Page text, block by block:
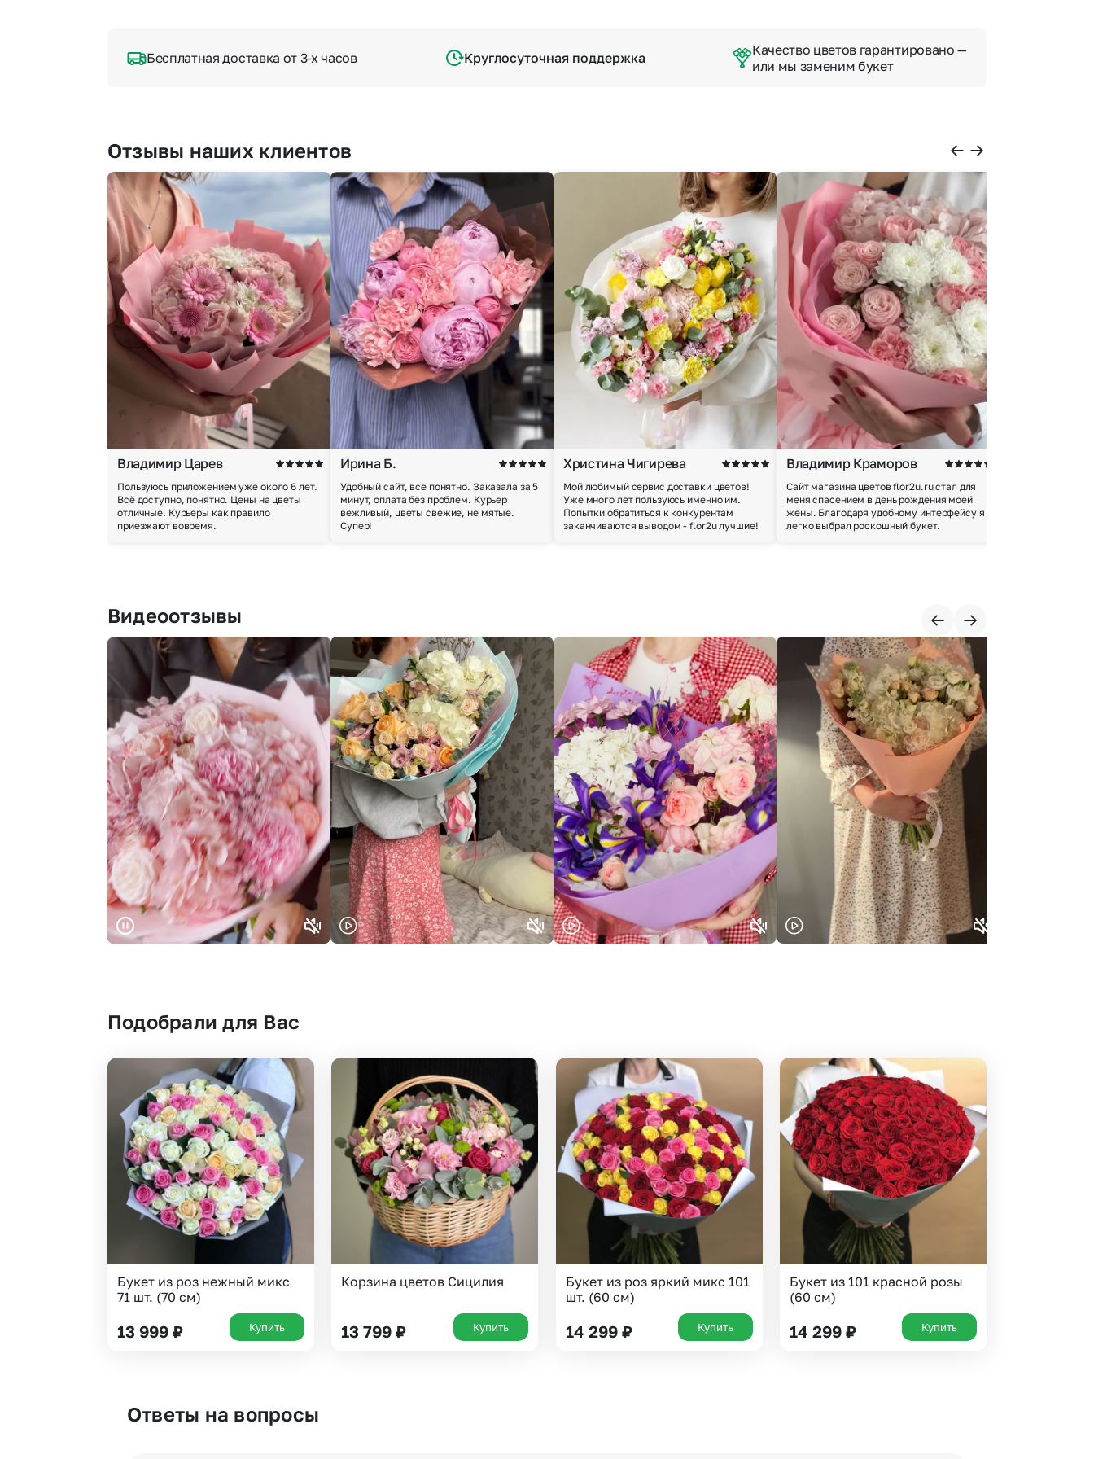
Москва и МО
Санкт-Петербург
Нижний Новгород
Самара
Казань
Уфа
Челябинск
Екатеринбург
Новосибирск
Омск
Волгоград
Воронеж
Бесплатная доставка от 3-х часов
Качество цветов гарантировано —
или мы заменим букет
Круглосуточная поддержка
Отзывы наших клиентов
Владимир Царев
Пользуюсь приложением уже около 6 лет.
Всё доступно, понятно. Цены на цветы
отличные. Курьеры как правило
приезжают вовремя.
Ирина Б.
Удобный сайт, все понятно. Заказала за 5
минут, оплата без проблем. Курьер
вежливый, цветы свежие, не мятые.
Супер!
Христина Чигирева
Мой любимый сервис доставки цветов!
Уже много лет пользуюсь именно им.
Попытки обратиться к конкурентам
заканчиваются выводом - flor2u лучшие!
Владимир Краморов
Сайт магазина цветов flor2u.ru стал для
меня спасением в день рождения моей
жены. Благодаря удобному интерфейсу я
легко выбрал роскошный букет.
Видеоотзывы
Подобрали для Вас
Букет из роз нежный микс
71 шт. (70 см)
13 999 ₽ Купить
Корзина цветов Сицилия
13 799₽ Купить
Букет из роз яркий микс 101
шт. (60 см)
14 299 ₽ Купить
Букет из 101 красной розы
(60 см)
14 299 ₽ Купить
Ответы на вопросы